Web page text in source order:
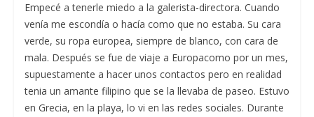
Empecé a tenerle miedo a la galerista-directora. Cuando
venía me escondía o hacía como que no estaba. Su cara
verde, su ropa europea, siempre de blanco, con cara de
mala. Después se fue de viaje a Europacomo por un mes,
supuestamente a hacer unos contactos pero en realidad
tenia un amante filipino que se la llevaba de paseo. Estuvo
en Grecia, en la playa, lo vi en las redes sociales. Durante